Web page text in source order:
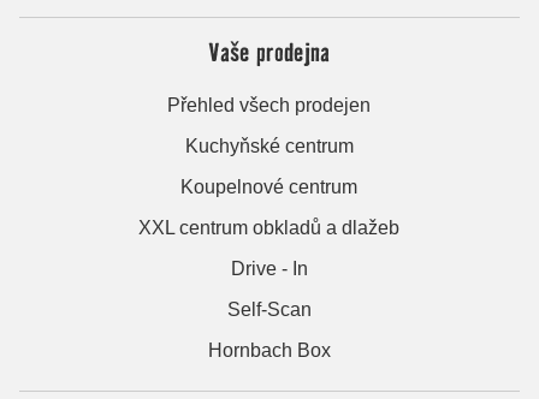
Vaše prodejna
Přehled všech prodejen
Kuchyňské centrum
Koupelnové centrum
XXL centrum obkladů a dlažeb
Drive - In
Self-Scan
Hornbach Box